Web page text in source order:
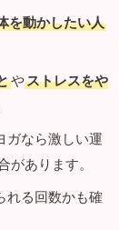
を動かしたい人
やストレスをや
ガなら激しい運
があります。
れる回数かも確